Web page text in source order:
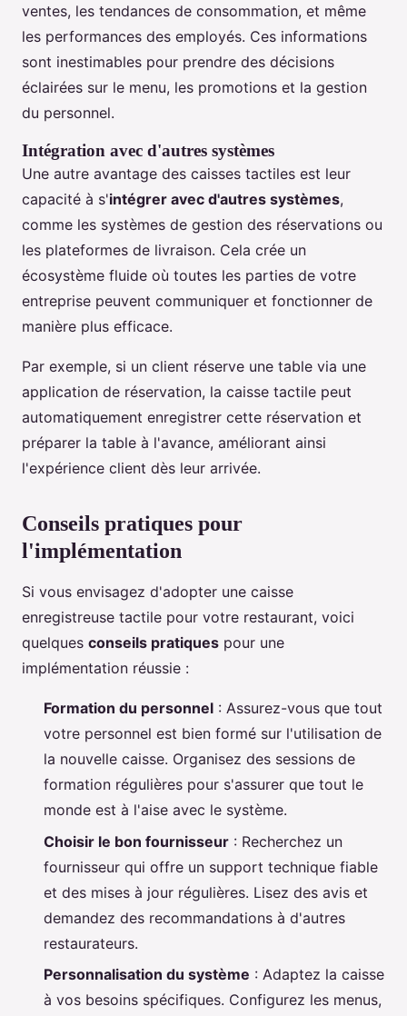
ventes, les tendances de consommation, et même
les performances des employés. Ces informations
sont inestimables pour prendre des décisions
éclairées sur le menu, les promotions et la gestion
du personnel.
Intégration avec d'autres systèmes
Une autre avantage des caisses tactiles est leur
capacité à s'intégrer avec d'autres systèmes,
comme les systèmes de gestion des réservations ou
les plateformes de livraison. Cela crée un
écosystème fluide où toutes les parties de votre
entreprise peuvent communiquer et fonctionner de
manière plus efficace.
Par exemple, si un client réserve une table via une
application de réservation, la caisse tactile peut
automatiquement enregistrer cette réservation et
préparer la table à l'avance, améliorant ainsi
l'expérience client dès leur arrivée.
Conseils pratiques pour
l'implémentation
Si vous envisagez d'adopter une caisse
enregistreuse tactile pour votre restaurant, voici
quelques conseils pratiques pour une
implémentation réussie :
Formation du personnel : Assurez-vous que tout
votre personnel est bien formé sur l'utilisation de
la nouvelle caisse. Organisez des sessions de
formation régulières pour s'assurer que tout le
monde est à l'aise avec le système.
Choisir le bon fournisseur : Recherchez un
fournisseur qui offre un support technique fiable
et des mises à jour régulières. Lisez des avis et
demandez des recommandations à d'autres
restaurateurs.
Personnalisation du système : Adaptez la caisse
à vos besoins spécifiques. Configurez les menus,